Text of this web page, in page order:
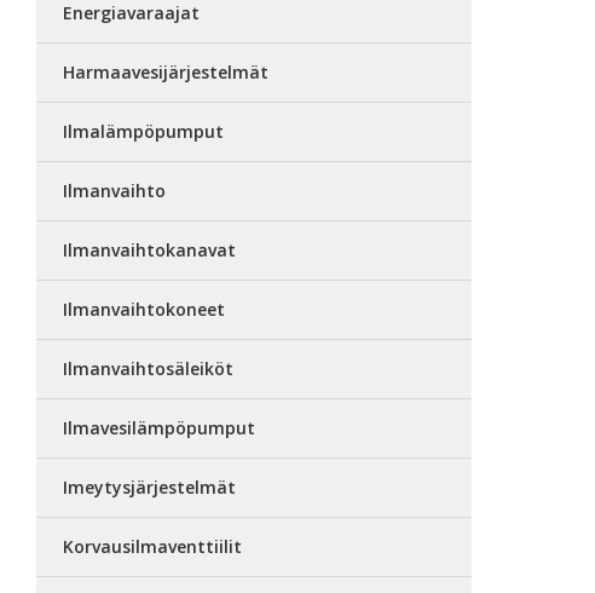
Energiavaraajat
Harmaavesijärjestelmät
Ilmalämpöpumput
Ilmanvaihto
Ilmanvaihtokanavat
Ilmanvaihtokoneet
Ilmanvaihtosäleiköt
Ilmavesilämpöpumput
Imeytysjärjestelmät
Korvausilmaventtiilit